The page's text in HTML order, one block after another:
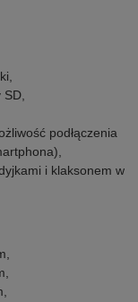
SD,
podłączenia
i klaksonem w